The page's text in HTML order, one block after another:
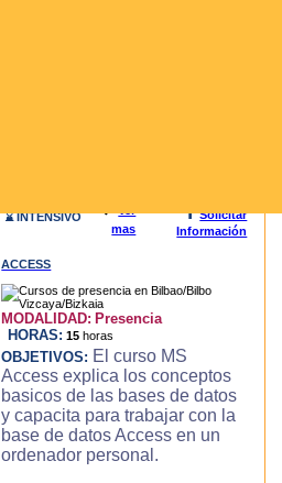
⌛ INTENSIVO
mas
i Solicitar
Información
ACCESS
MODALIDAD: Presencia
HORAS: 15 horas
OBJETIVOS: El curso MS
Access explica los conceptos
basicos de las bases de datos
y capacita para trabajar con la
base de datos Access en un
ordenador personal.